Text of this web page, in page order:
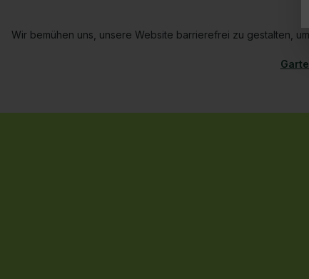
Wir bemühen uns, unsere Website barrierefrei zu gestalten,